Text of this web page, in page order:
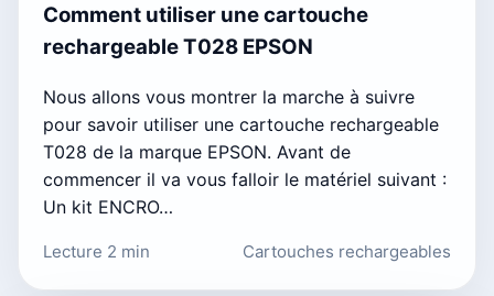
Comment utiliser une cartouche
rechargeable T028 EPSON
Nous allons vous montrer la marche à suivre
pour savoir utiliser une cartouche rechargeable
T028 de la marque EPSON. Avant de
commencer il va vous falloir le matériel suivant :
Un kit ENCRO…
Lecture 2 min Cartouches rechargeables